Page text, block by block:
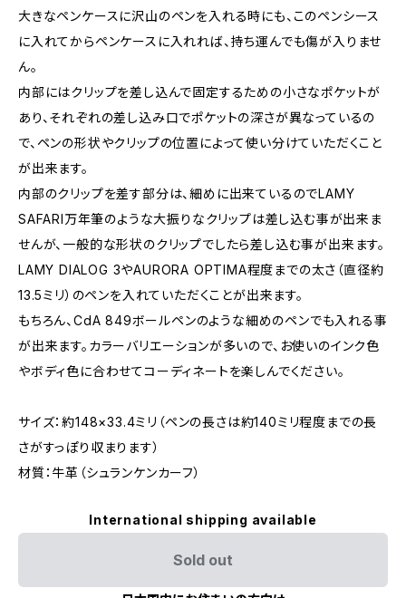
大きなペンケースに沢山のペンを入れる時にも、このペンシース
に入れてからペンケースに入れれば、持ち運んでも傷が入りませ
ん。
内部にはクリップを差し込んで固定するための小さなポケットが
あり、それぞれの差し込み口でポケットの深さが異なっているの
で、ペンの形状やクリップの位置によって使い分けていただくこと
が出来ます。
内部のクリップを差す部分は、細めに出来ているのでLAMY
SAFARI万年筆のような大振りなクリップは差し込む事が出来ま
せんが、一般的な形状のクリップでしたら差し込む事が出来ます。
LAMY DIALOG 3やAURORA OPTIMA程度までの太さ（直径約
13.5ミリ）のペンを入れていただくことが出来ます。
もちろん、CdA 849ボールペンのような細めのペンでも入れる事
が出来ます。カラーバリエーションが多いので、お使いのインク色
やボディ色に合わせてコーディネートを楽しんでください。
サイズ：約148×33.4ミリ（ペンの長さは約140ミリ程度までの長
さがすっぽり収まります）
材質：牛革（シュランケンカーフ）
International shipping available
Sold out